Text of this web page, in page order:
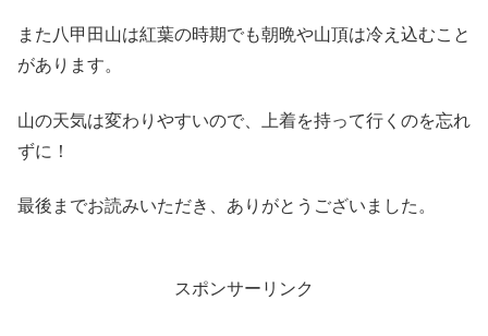
また八甲田山は紅葉の時期でも朝晩や山頂は冷え込むこと
があります。
山の天気は変わりやすいので、上着を持って行くのを忘れ
ずに！
最後までお読みいただき、ありがとうございました。
スポンサーリンク